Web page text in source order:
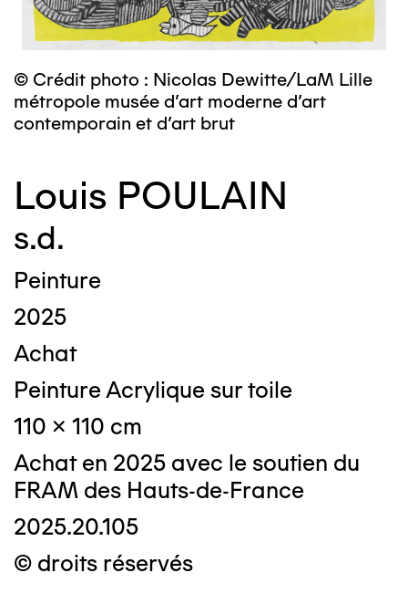
© Crédit photo : Nicolas Dewitte/LaM Lille
métropole musée d’art moderne d’art
contemporain et d’art brut
Louis POULAIN
s.d.
Peinture
2025
Achat
Peinture Acrylique sur toile
110 x 110 cm
Achat en 2025 avec le soutien du
FRAM des Hauts-de-France
2025.20.105
© droits réservés